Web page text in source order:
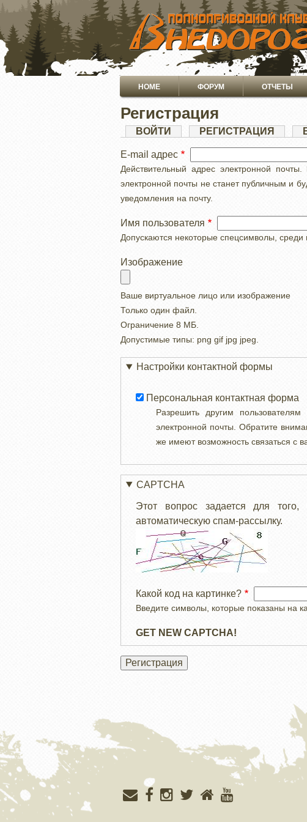
ПЕРЕЙТИ
ОСНОВНОМУ
СОДЕРЖАНИЮ
Основная
навигация
HOME ФОРУМ ОТЧЕТЫ
Регистрация
Главные
вкладки
ВОЙТИ РЕГИСТРАЦИЯ
E-mail адрес
Действительный адрес электронной
электронной почты не станет публичным и
уведомления на почту.
Имя пользователя
Допускаются некоторые спецсимволы,
Изображение
Ваше виртуальное лицо или изображение
Только один файл.
Ограничение 8 МБ.
Допустимые типы: png gif jpg jpeg.
Настройки контактной формы
Персональная контактная форма
Разрешить другим
электронной почты. Обратите
же имеют возможность связаться с
CAPTCHA
Этот вопрос задается для
автоматическую спам-рассылку.
Какой код на картинке?
Введите символы, которые показаны на
GET NEW CAPTCHA!